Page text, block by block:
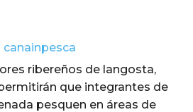
ribereños de langosta,
que integrantes de
pesquen en áreas de